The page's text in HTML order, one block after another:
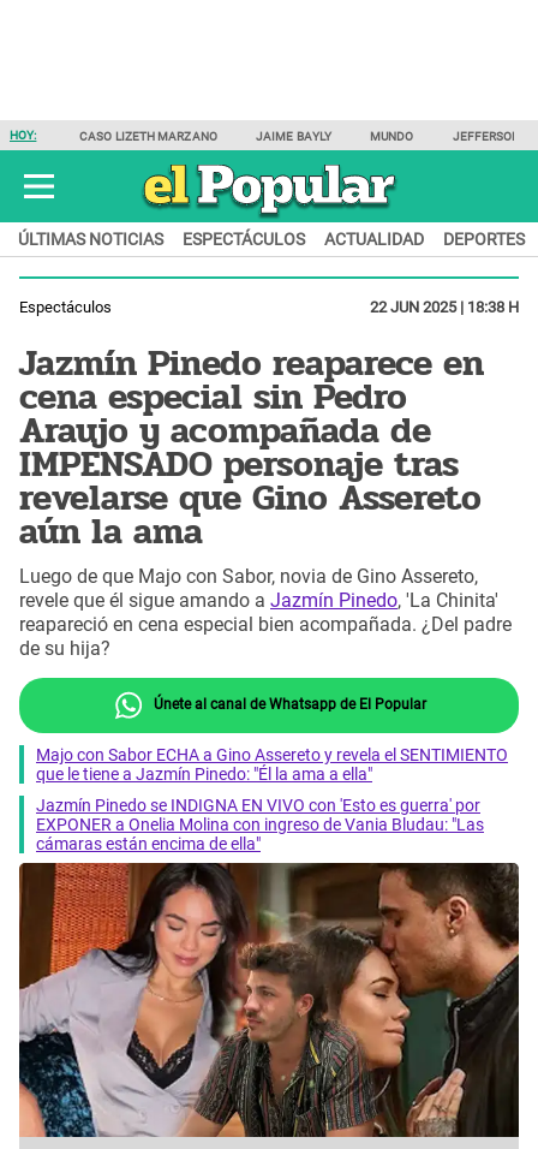
HOY: CASO LIZETH MARZANO JAIME BAYLY MUNDO JEFFERSON
ÚLTIMAS NOTICIAS ESPECTÁCULOS ACTUALIDAD DEPORTES
Espectáculos 22 JUN 2025 | 18:38 H
Jazmín Pinedo reaparece en
cena especial sin Pedro
Araujo y acompañada de
IMPENSADO personaje tras
revelarse que Gino Assereto
aún la ama
Luego de que Majo con Sabor, novia de Gino Assereto,
revele que él sigue amando a Jazmín Pinedo, 'La Chinita'
reapareció en cena especial bien acompañada. ¿Del padre
de su hija?
Únete al canal de Whatsapp de El Popular
Majo con Sabor ECHA a Gino Assereto y revela el SENTIMIENTO
que le tiene a Jazmín Pinedo: "Él la ama a ella"
Jazmín Pinedo se INDIGNA EN VIVO con 'Esto es guerra' por
EXPONER a Onelia Molina con ingreso de Vania Bludau: "Las
cámaras están encima de ella"